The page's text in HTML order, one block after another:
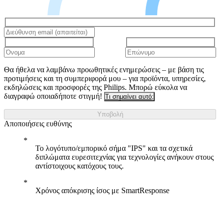
Θα ήθελα να λαμβάνω προωθητικές ενημερώσεις – με βάση τις
προτιμήσεις και τη συμπεριφορά μου – για προϊόντα, υπηρεσίες,
εκδηλώσεις και προσφορές της Philips. Μπορώ εύκολα να
διαγραφώ οποιαδήποτε στιγμή! Τι σημαίνει αυτό;
Υποβολή
Αποποιήσεις ευθύνης
Το λογότυπο/εμπορικό σήμα "IPS" και τα σχετικά
διπλώματα ευρεσιτεχνίας για τεχνολογίες ανήκουν στους
αντίστοιχους κατόχους τους.
Χρόνος απόκρισης ίσος με SmartResponse